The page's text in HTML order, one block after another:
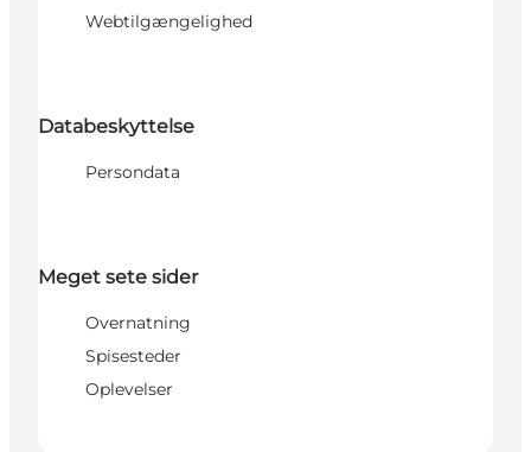
Webtilgængelighed
Databeskyttelse
Persondata
Meget sete sider
Overnatning
Spisesteder
Oplevelser